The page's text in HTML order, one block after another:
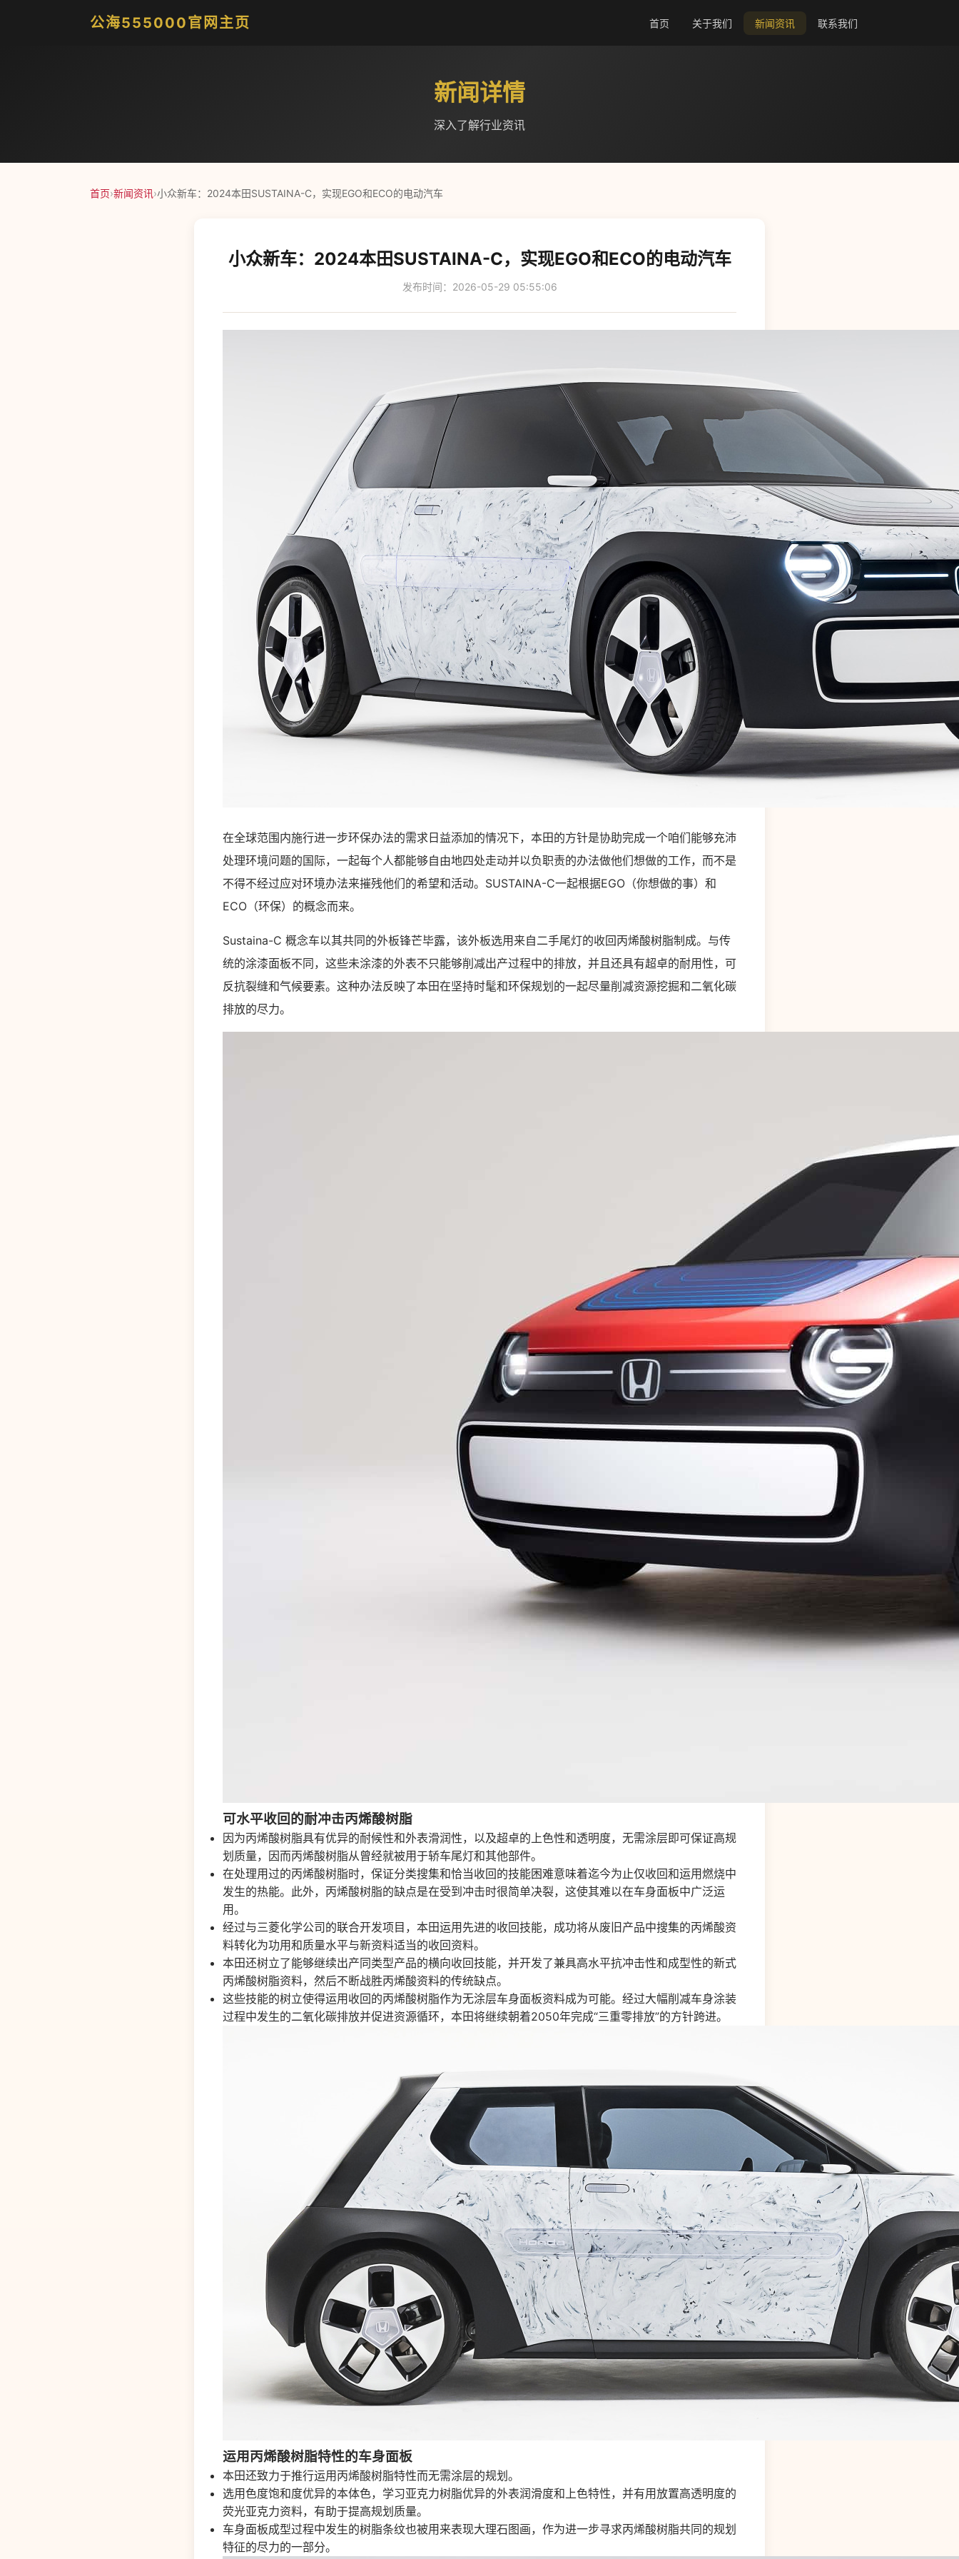
公海555000官网主页 首页 关于我们 新闻资讯 联系我们
新闻详情
深入了解行业资讯
首页›新闻资讯›小众新车：2024本田SUSTAINA-C，实现EGO和ECO的电动汽车
小众新车：2024本田SUSTAINA-C，实现EGO和ECO的电动汽车
发布时间：2026-05-29 05:55:06
在全球范围内施行进一步环保办法的需求日益添加的情况下，本田的方针是协助完成一个咱们能够充沛
处理环境问题的国际，一起每个人都能够自由地四处走动并以负职责的办法做他们想做的工作，而不是
不得不经过应对环境办法来摧残他们的希望和活动。 SUSTAINA-C一起根据EGO（你想做的事）和
ECO（环保）的概念而来。
Sustaina-C 概念车以其共同的外板锋芒毕露，该外板选用来自二手尾灯的收回丙烯酸树脂制成。与传
统的涂漆面板不同，这些未涂漆的外表不只能够削减出产过程中的排放，并且还具有超卓的耐用性，可
反抗裂缝和气候要素。这种办法反映了本田在坚持时髦和环保规划的一起尽量削减资源挖掘和二氧化碳
排放的尽力。
可水平收回的耐冲击丙烯酸树脂
因为丙烯酸树脂具有优异的耐候性和外表滑润性，以及超卓的上色性和透明度，无需涂层即可保证高规
划质量，因而丙烯酸树脂从曾经就被用于轿车尾灯和其他部件。
在处理用过的丙烯酸树脂时，保证分类搜集和恰当收回的技能困难意味着迄今为止仅收回和运用燃烧中
发生的热能。此外，丙烯酸树脂的缺点是在受到冲击时很简单决裂，这使其难以在车身面板中广泛运
用。
经过与三菱化学公司的联合开发项目，本田运用先进的收回技能，成功将从废旧产品中搜集的丙烯酸资
料转化为功用和质量水平与新资料适当的收回资料。
本田还树立了能够继续出产同类型产品的横向收回技能，并开发了兼具高水平抗冲击性和成型性的新式
丙烯酸树脂资料，然后不断战胜丙烯酸资料的传统缺点。
这些技能的树立使得运用收回的丙烯酸树脂作为无涂层车身面板资料成为可能。经过大幅削减车身涂装
过程中发生的二氧化碳排放并促进资源循环，本田将继续朝着2050年完成“三重零排放”的方针跨进。
运用丙烯酸树脂特性的车身面板
本田还致力于推行运用丙烯酸树脂特性而无需涂层的规划。
选用色度饱和度优异的本体色，学习亚克力树脂优异的外表润滑度和上色特性，并有用放置高透明度的
荧光亚克力资料，有助于提高规划质量。
车身面板成型过程中发生的树脂条纹也被用来表现大理石图画，作为进一步寻求丙烯酸树脂共同的规划
特征的尽力的一部分。